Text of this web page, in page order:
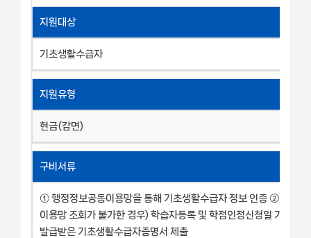
지원대상
기초생활수급자
지원유형
현금(감면)
구비서류
① 행정정보공동이용망을 통해 기초생활수급자 정보 인증 ② (행정
이용망 조회가 불가한 경우) 학습자등록 및 학점인정신청일 기준 1개
발급받은 기초생활수급자증명서 제출